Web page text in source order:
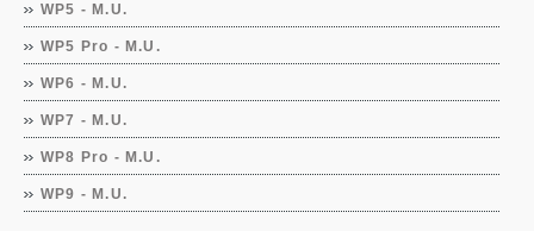
WP5 - M.U.
WP5 Pro - M.U.
WP6 - M.U.
WP7 - M.U.
WP8 Pro - M.U.
WP9 - M.U.